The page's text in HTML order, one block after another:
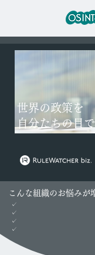
世界の政策を
自分たちの目
こんな組織のお悩みが
✓ 国外・国際の政策動向を幅広く追えていない
✓ グローバルサウス（新興国・途上国）の情報が手薄になっている
✓ 地政学リスク・経済安全保障を踏まえた戦略を組み立てていない
✓ 生成AIの情報を鵜呑みにせず、一次情報で検証したい